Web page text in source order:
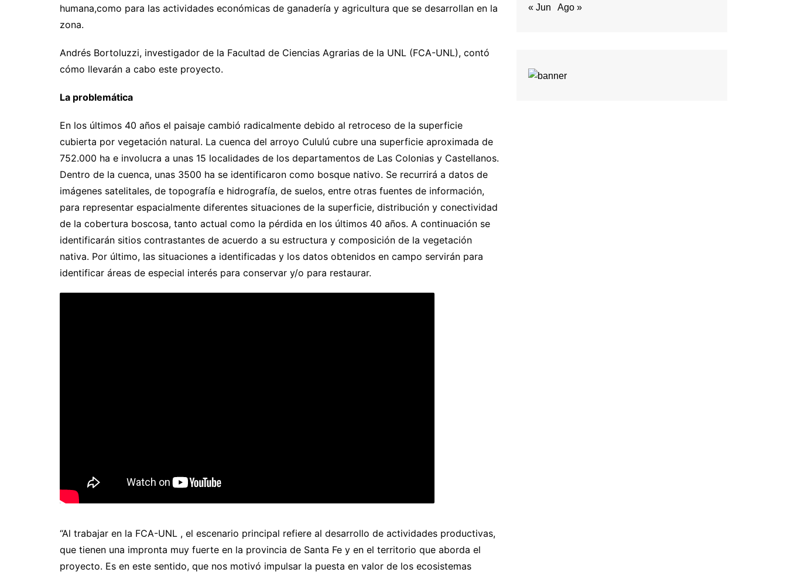
humana,como para las actividades económicas de ganadería y agricultura que se desarrollan en la
zona.
Andrés Bortoluzzi, investigador de la Facultad de Ciencias Agrarias de la UNL (FCA-UNL), contó
cómo llevarán a cabo este proyecto.
La problemática
En los últimos 40 años el paisaje cambió radicalmente debido al retroceso de la superficie
cubierta por vegetación natural. La cuenca del arroyo Cululú cubre una superficie aproximada de
752.000 ha e involucra a unas 15 localidades de los departamentos de Las Colonias y Castellanos.
Dentro de la cuenca, unas 3500 ha se identificaron como bosque nativo. Se recurrirá a datos de
imágenes satelitales, de topografía e hidrografía, de suelos, entre otras fuentes de información,
para representar espacialmente diferentes situaciones de la superficie, distribución y conectividad
de la cobertura boscosa, tanto actual como la pérdida en los últimos 40 años. A continuación se
identificarán sitios contrastantes de acuerdo a su estructura y composición de la vegetación
nativa. Por último, las situaciones a identificadas y los datos obtenidos en campo servirán para
identificar áreas de especial interés para conservar y/o para restaurar.
“Al trabajar en la FCA-UNL , el escenario principal refiere al desarrollo de actividades productivas,
que tienen una impronta muy fuerte en la provincia de Santa Fe y en el territorio que aborda el
proyecto. Es en este sentido, que nos motivó impulsar la puesta en valor de los ecosistemas
« Jun Ago »